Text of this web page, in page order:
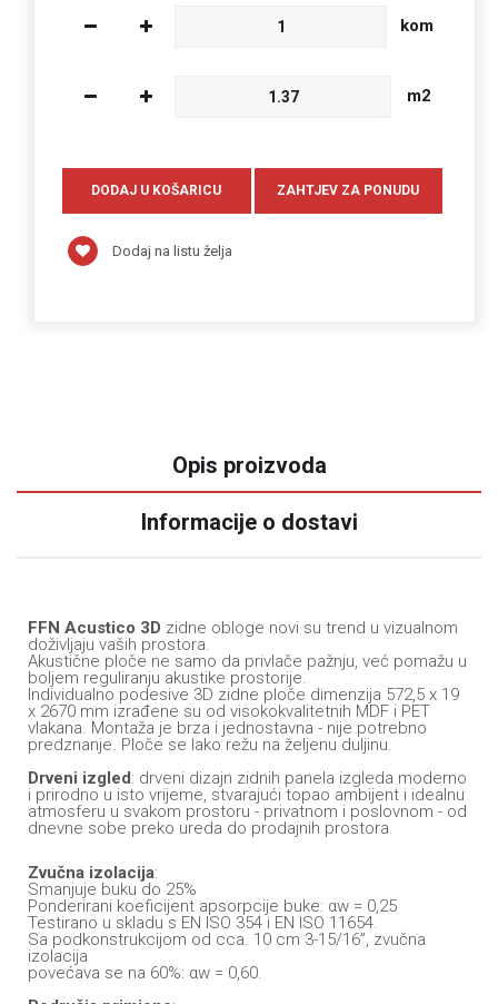
kom
m2
Dodaj na listu želja
Opis proizvoda
Informacije o dostavi
FFN Acustico 3D zidne obloge novi su trend u vizualnom
doživljaju vaših prostora.
Akustične ploče ne samo da privlače pažnju, već pomažu u
boljem reguliranju akustike prostorije.
Individualno podesive 3D zidne ploče dimenzija 572,5 x 19
x 2670 mm izrađene su od visokokvalitetnih MDF i PET
vlakana. Montaža je brza i jednostavna - nije potrebno
predznanje. Ploče se lako režu na željenu duljinu.
Drveni izgled: drveni dizajn zidnih panela izgleda moderno
i prirodno u isto vrijeme, stvarajući topao ambijent i idealnu
atmosferu u svakom prostoru - privatnom i poslovnom - od
dnevne sobe preko ureda do prodajnih prostora.
Zvučna izolacija:
Smanjuje buku do 25%
Ponderirani koeficijent apsorpcije buke: αw = 0,25
Testirano u skladu s EN ISO 354 i EN ISO 11654.
Sa podkonstrukcijom od cca. 10 cm 3-15/16”, zvučna
izolacija
povećava se na 60%: αw = 0,60.